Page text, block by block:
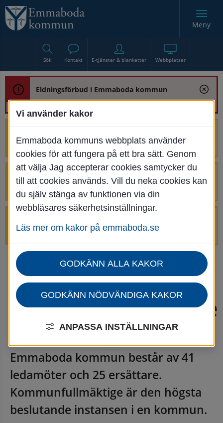
Sök Kontakt E-tjänster & blanketter Webbplatser
Meny
Eldningsförbud i Emmaboda kommun
renoveringen av Bjurbäcksbron
Tillfälliga avstängningar på Centrumtorget
v. 25-34
avstängda.
Startsida Kommun & politik
Politik och demokrati
Kommunfullmäktige
Kommunfullmäktige
Emmaboda kommun består av 41
ledamöter och 25 ersättare.
Kommunfullmäktige är den högsta
beslutande instansen i en kommun.
Vi använder kakor
Emmaboda kommuns webbplats använder
cookies för att fungera på ett bra sätt. Genom
att välja Jag accepterar cookies samtycker du
till att cookies används. Vill du neka cookies kan
du själv stänga av funktionen via din
webbläsares säkerhetsinställningar.
Läs mer om kakor på emmaboda.se
GODKÄNN ALLA KAKOR
GODKÄNN NÖDVÄNDIGA KAKOR
ANPASSA INSTÄLLNINGAR